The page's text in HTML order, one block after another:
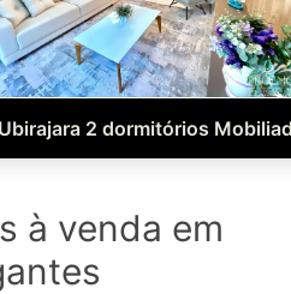
2 dormitórios
à venda em